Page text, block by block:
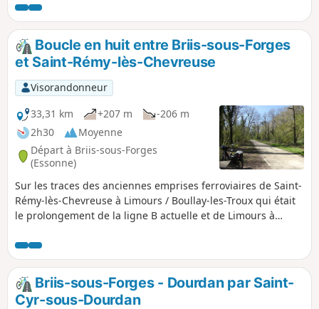
autour de celui-ci. Les bourgs et les villages d'antan
deviennent des villes, et il y a fort à parier que petit à petit
elles seront toutes jointes les unes aux autres ne laissant la
place qu'à une nature recréée et structurée par l'homme.
Les photos et les cartes postales d'hier vont prendre de la
valeur...
Boucle en huit entre Briis-sous-Forges
et Saint-Rémy-lès-Chevreuse
Visorandonneur
33,31 km
+207 m
-206 m
2h30
Moyenne
Départ à Briis-sous-Forges
(Essonne)
Sur les traces des anciennes emprises ferroviaires de Saint-
Rémy-lès-Chevreuse à Limours / Boullay-les-Troux qui était
le prolongement de la ligne B actuelle et de Limours à
Gallardon dont une partie du tracé a servi, plus tard,
comme voie expérimentale pour l'Aérotrain par l'ingénieur
Jean Bertin et une autre partie du tracé a été suivie pour
creuser l'actuel tunnel contournant Gometz-la-ville.
Briis-sous-Forges - Dourdan par Saint-
Cyr-sous-Dourdan